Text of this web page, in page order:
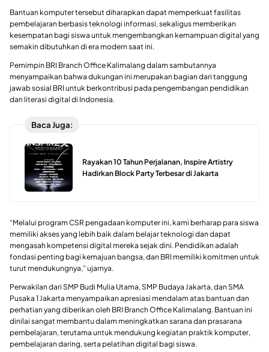
Bantuan komputer tersebut diharapkan dapat memperkuat fasilitas
pembelajaran berbasis teknologi informasi, sekaligus memberikan
kesempatan bagi siswa untuk mengembangkan kemampuan digital yang
semakin dibutuhkan di era modern saat ini.
Pemimpin BRI Branch Office Kalimalang dalam sambutannya
menyampaikan bahwa dukungan ini merupakan bagian dari tanggung
jawab sosial BRI untuk berkontribusi pada pengembangan pendidikan
dan literasi digital di Indonesia.
Baca Juga:
Rayakan 10 Tahun Perjalanan, Inspire Artistry
Hadirkan Block Party Terbesar di Jakarta
“Melalui program CSR pengadaan komputer ini, kami berharap para siswa
memiliki akses yang lebih baik dalam belajar teknologi dan dapat
mengasah kompetensi digital mereka sejak dini. Pendidikan adalah
fondasi penting bagi kemajuan bangsa, dan BRI memiliki komitmen untuk
turut mendukungnya,” ujarnya.
Perwakilan dari SMP Budi Mulia Utama, SMP Budaya Jakarta, dan SMA
Pusaka 1 Jakarta menyampaikan apresiasi mendalam atas bantuan dan
perhatian yang diberikan oleh BRI Branch Office Kalimalang. Bantuan ini
dinilai sangat membantu dalam meningkatkan sarana dan prasarana
pembelajaran, terutama untuk mendukung kegiatan praktik komputer,
pembelajaran daring, serta pelatihan digital bagi siswa.